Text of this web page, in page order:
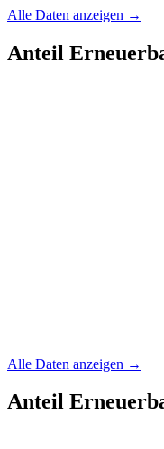
Alle Daten anzeigen →
Anteil
Alle Daten anzeigen →
Anteil